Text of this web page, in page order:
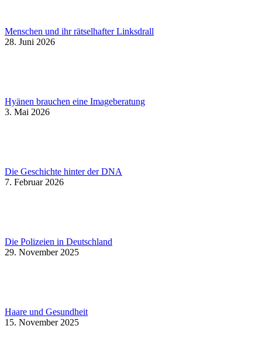
Menschen und ihr rätselhafter Linksdrall
28. Juni 2026
Hyänen brauchen eine Imageberatung
3. Mai 2026
Die Geschichte hinter der DNA
7. Februar 2026
Die Polizeien in Deutschland
29. November 2025
Haare und Gesundheit
15. November 2025